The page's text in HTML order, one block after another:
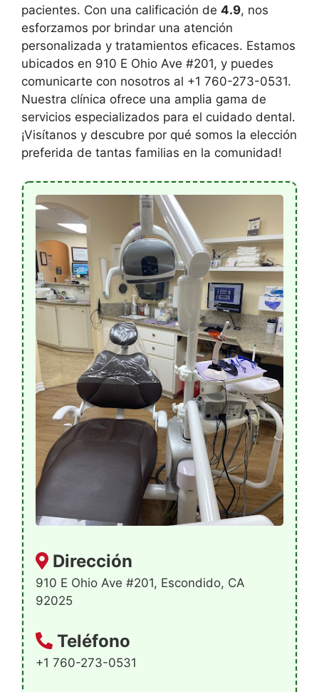
pacientes. Con una calificación de 4.9, nos
esforzamos por brindar una atención
personalizada y tratamientos eficaces. Estamos
ubicados en 910 E Ohio Ave #201, y puedes
comunicarte con nosotros al +1 760-273-0531.
Nuestra clínica ofrece una amplia gama de
servicios especializados para el cuidado dental.
¡Visítanos y descubre por qué somos la elección
preferida de tantas familias en la comunidad!
Dirección
910 E Ohio Ave #201, Escondido, CA
92025
Teléfono
+1 760-273-0531